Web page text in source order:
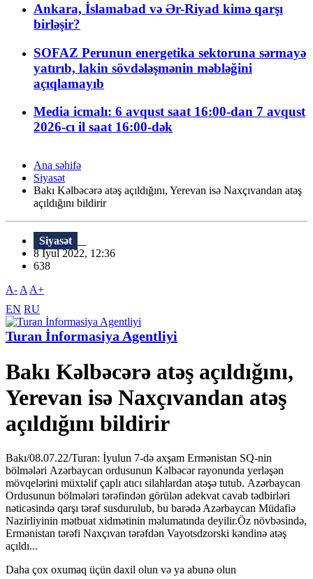
Ankara, İslamabad və Ər-Riyad kimə qarşı
birləşir?
SOFAZ Perunun energetika sektoruna sərmayə
yatırıb, lakin sövdələşmənin məbləğini
açıqlamayıb
Media icmalı: 6 avqust saat 16:00-dan 7 avqust
2026-cı il saat 16:00-dək
Ana səhifə
Siyasət
Bakı Kəlbəcərə atəş açıldığını, Yerevan isə Naxçıvandan atəş
açıldığını bildirir
Siyasət
8 İyul 2022, 12:36
638
A- A A+
EN RU
Turan İnformasiya Agentliyi
Bakı Kəlbəcərə atəş açıldığını,
Yerevan isə Naxçıvandan atəş
açıldığını bildirir
Bakı/08.07.22/Turan: İyulun 7-də axşam Ermənistan SQ-nin
bölmələri Azərbaycan ordusunun Kəlbəcər rayonunda yerləşən
mövqelərini müxtəlif çaplı atıcı silahlardan atəşə tutub. Azərbaycan
Ordusunun bölmələri tərəfindən görülən adekvat cavab tədbirləri
nəticəsində qarşı tərəf susdurulub, bu barədə Azərbaycan Müdafiə
Nazirliyinin mətbuat xidmətinin məlumatında deyilir.Öz növbəsində,
Ermənistan tərəfi Naxçıvan tərəfdən Vayotsdzorski kəndinə atəş
açıldı...
Daha çox oxumaq üçün daxil olun və ya abunə olun